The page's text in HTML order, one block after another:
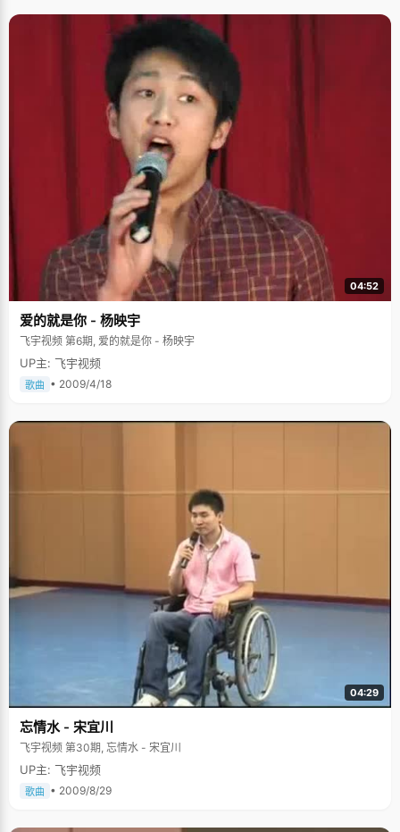
04:52
爱的就是你 - 杨映宇
飞宇视频 第6期, 爱的就是你 - 杨映宇
UP主: 飞宇视频
歌曲 • 2009/4/18
04:29
忘情水 - 宋宜川
飞宇视频 第30期, 忘情水 - 宋宜川
UP主: 飞宇视频
歌曲 • 2009/8/29